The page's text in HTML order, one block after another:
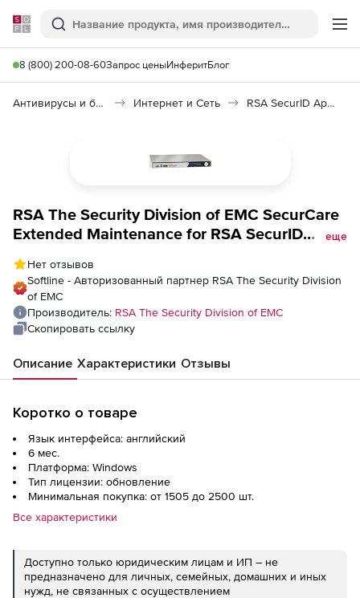
Softline
Поиск
8 (800) 200-08-60Запрос ценыИнферитБлог
Антивирусы и безопасность Интернет и Сеть RSA SecurID Appliance
RSA The Security Division of EMC SecurCare
Extended Maintenance for RSA SecurID
Количество пользователей
еще
Нет отзывов
Softline - Авторизованный партнер RSA The Security Division
of EMC
Производитель: RSA The Security Division of EMC
Скопировать ссылку
Описание Характеристики Отзывы
Коротко о товаре
Язык интерфейса: английский
6 мес.
Платформа: Windows
Тип лицензии: обновление
Минимальная покупка: от 1505 до 2500 шт.
Все характеристики
Доступно только юридическим лицам и ИП – не
предназначено для личных, семейных, домашних и иных
нужд, не связанных с осуществлением